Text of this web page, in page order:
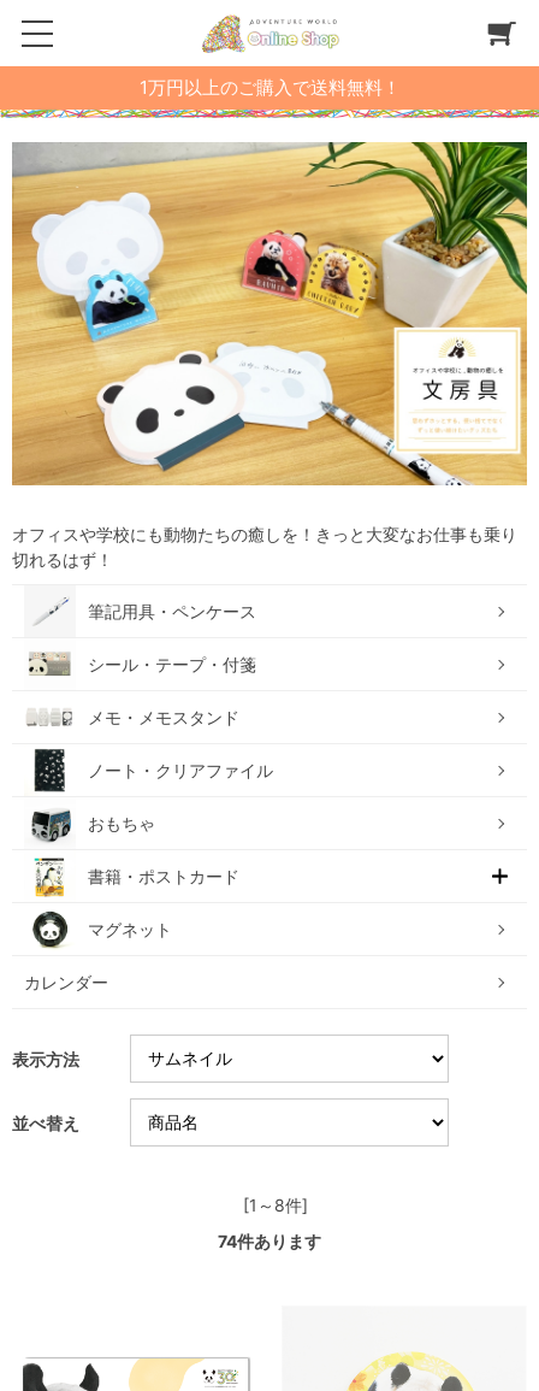
1万円以上のご購入で送料無料！
オフィスや学校にも動物たちの癒しを！きっと大変なお仕事も乗り
切れるはず！
筆記用具・ペンケース
シール・テープ・付箋
メモ・メモスタンド
ノート・クリアファイル
おもちゃ
書籍・ポストカード
マグネット
カレンダー
表示方法
並べ替え
[1～8件]
74件あります